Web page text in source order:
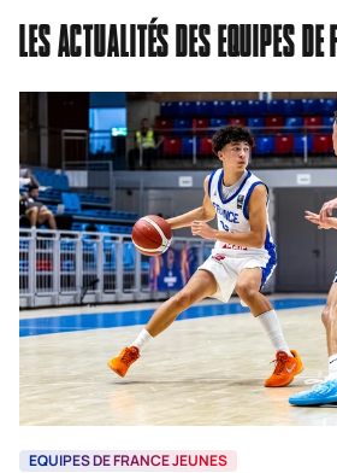
LES ACTUALITÉS DES EQUIPES
EQUIPES DE FRANCE JEUNES